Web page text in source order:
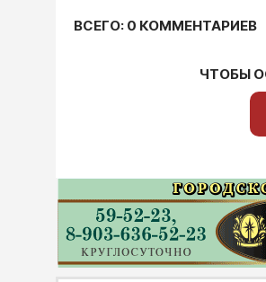
ВСЕГО: 0 КОММЕНТАРИЕВ
ЧТОБЫ